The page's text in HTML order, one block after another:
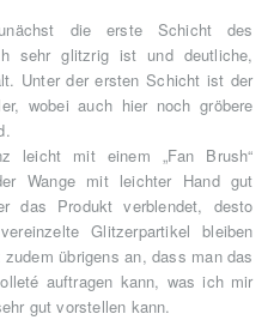
die erste Schicht des
sehr glitzrig ist und deutliche,
Unter der ersten Schicht ist der
wobei auch hier noch gröbere
leicht mit einem „Fan Brush“
Wange mit leichter Hand gut
das Produkt verblendet, desto
Glitzerpartikel bleiben
übrigens an, dass man das
auftragen kann, was ich mir
gut vorstellen kann.